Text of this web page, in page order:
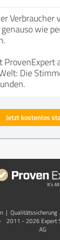
Verbraucher
wie
ProvenExpert
Die
Jetzt kostenlos
| Qualitätssicherung
2011 - 2026 Expert
AG